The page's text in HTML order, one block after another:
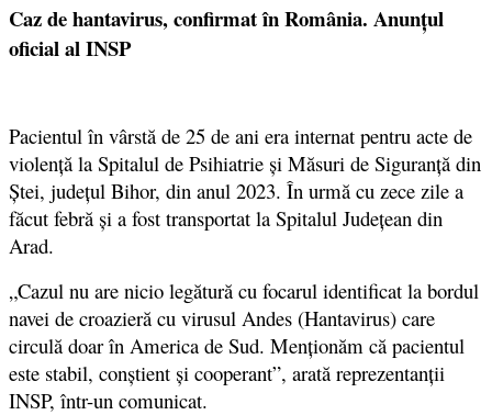
Caz de hantavirus, confirmat în România. Anunțul
oficial al INSP
Pacientul în vârstă de 25 de ani era internat pentru acte de
violență la Spitalul de Psihiatrie și Măsuri de Siguranță din
Ștei, județul Bihor, din anul 2023. În urmă cu zece zile a
făcut febră și a fost transportat la Spitalul Județean din
Arad.
„Cazul nu are nicio legătură cu focarul identificat la bordul
navei de croazieră cu virusul Andes (Hantavirus) care
circulă doar în America de Sud. Menționăm că pacientul
este stabil, conștient și cooperant”, arată reprezentanții
INSP, într-un comunicat.